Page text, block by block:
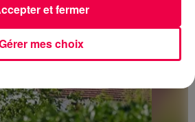
mes choix
et fermer